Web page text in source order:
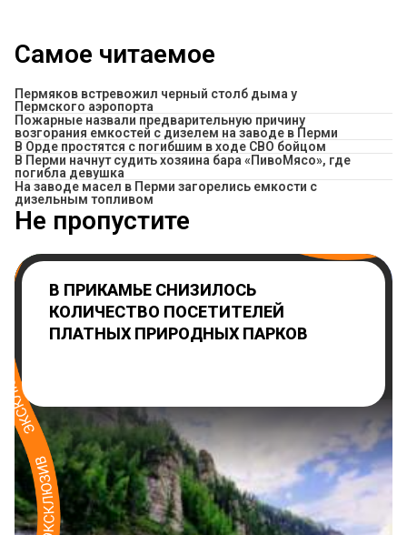
Самое читаемое
Пермяков встревожил черный столб дыма у
Пермского аэропорта
Пожарные назвали предварительную причину
возгорания емкостей с дизелем на заводе в Перми
В Орде простятся с погибшим в ходе СВО бойцом
​В Перми начнут судить хозяина бара «ПивоМясо», где
погибла девушка
На заводе масел в Перми загорелись емкости с
дизельным топливом
Не пропустите
В ПРИКАМЬЕ СНИЗИЛОСЬ
КОЛИЧЕСТВО ПОСЕТИТЕЛЕЙ
ПЛАТНЫХ ПРИРОДНЫХ ПАРКОВ